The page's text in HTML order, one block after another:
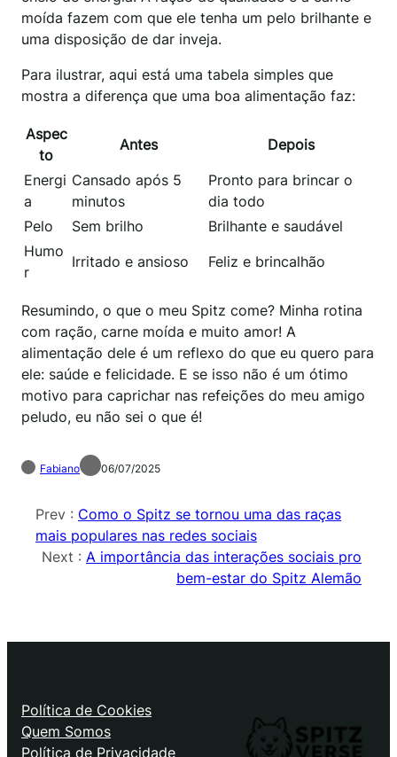
moída fazem com que ele tenha um pelo brilhante e
uma disposição de dar inveja.
Para ilustrar, aqui está uma tabela simples que
mostra a diferença que uma boa alimentação faz:
Aspec
to
Antes
Depois
Energi
a
Cansado após 5
minutos
Pronto para brincar o
dia todo
Pelo
Sem brilho
Brilhante e saudável
Humo
r
Irritado e ansioso Feliz e brincalhão
Resumindo, o que o meu Spitz come? Minha rotina
com ração, carne moída e muito amor! A
alimentação dele é um reflexo do que eu quero para
ele: saúde e felicidade. E se isso não é um ótimo
motivo para caprichar nas refeições do meu amigo
peludo, eu não sei o que é!
Fabiano 06/07/2025
Prev : Como o Spitz se tornou uma das raças
mais populares nas redes sociais
Next : A importância das interações sociais pro
bem-estar do Spitz Alemão
Política de Cookies
Quem Somos
Política de Privacidade